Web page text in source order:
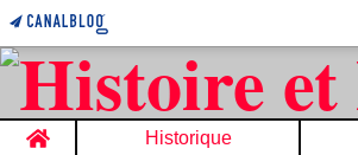
Home Historique